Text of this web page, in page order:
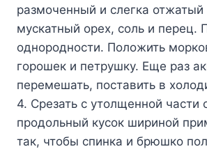
размоченный и слегка отжатый
мускатный орех, соль и перец.
однородности. Положить
горошек и петрушку. Еще раз
перемешать, поставить в
4. Срезать с утолщенной части
продольный кусок шириной
так, чтобы спинка и брюшко